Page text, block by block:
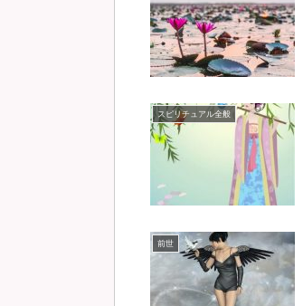
スピリチュアル全般
前世